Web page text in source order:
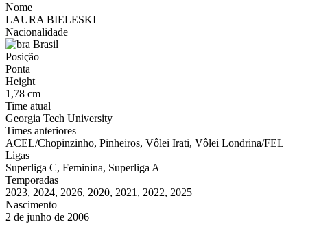
Nome
LAURA BIELESKI
Nacionalidade
Brasil
Posição
Ponta
Height
1,78 cm
Time atual
Georgia Tech University
Times anteriores
ACEL/Chopinzinho, Pinheiros, Vôlei Irati, Vôlei Londrina/FEL
Ligas
Superliga C, Feminina, Superliga A
Temporadas
2023, 2024, 2026, 2020, 2021, 2022, 2025
Nascimento
2 de junho de 2006